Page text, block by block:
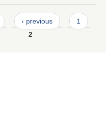
‹ previous
1
2